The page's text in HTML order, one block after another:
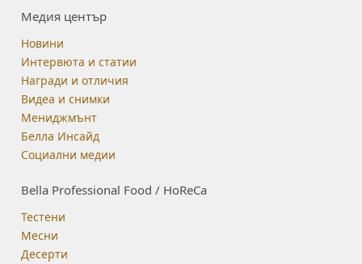
Медия център
Новини
Интервюта и статии
Награди и отличия
Видеа и снимки
Мениджмънт
Белла Инсайд
Социални медии
Bella Professional Food / HoReCa
Тестени
Месни
Десерти